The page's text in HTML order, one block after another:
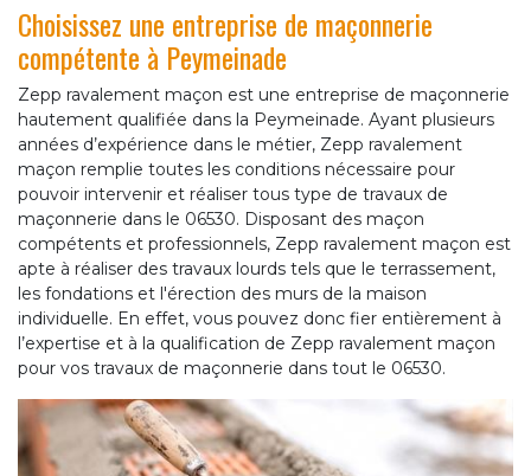
Choisissez une entreprise de maçonnerie
compétente à Peymeinade
Zepp ravalement maçon est une entreprise de maçonnerie
hautement qualifiée dans la Peymeinade. Ayant plusieurs
années d’expérience dans le métier, Zepp ravalement
maçon remplie toutes les conditions nécessaire pour
pouvoir intervenir et réaliser tous type de travaux de
maçonnerie dans le 06530. Disposant des maçon
compétents et professionnels, Zepp ravalement maçon est
apte à réaliser des travaux lourds tels que le terrassement,
les fondations et l'érection des murs de la maison
individuelle. En effet, vous pouvez donc fier entièrement à
l’expertise et à la qualification de Zepp ravalement maçon
pour vos travaux de maçonnerie dans tout le 06530.